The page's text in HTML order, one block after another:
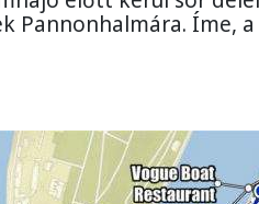
Pannonhalmára. Íme,